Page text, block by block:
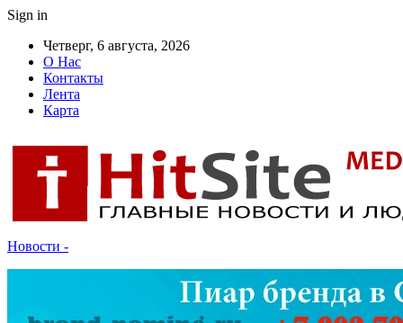
Sign in
Четверг, 6 августа, 2026
О Нас
Контакты
Лента
Карта
Новости -